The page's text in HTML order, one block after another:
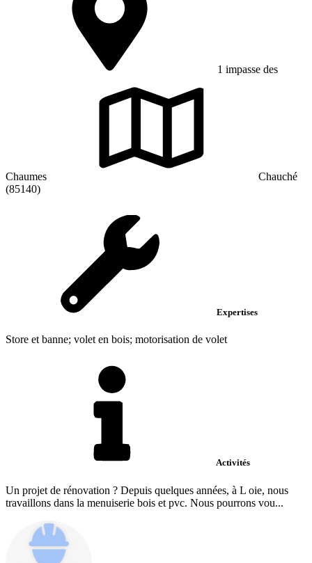
1 impasse des
Chaumes
Chauché
(85140)
Expertises
Store et banne; volet en bois; motorisation de volet
Activités
Un projet de rénovation ? Depuis quelques années, à L oie, nous
travaillons dans la menuiserie bois et pvc. Nous pourrons vou...